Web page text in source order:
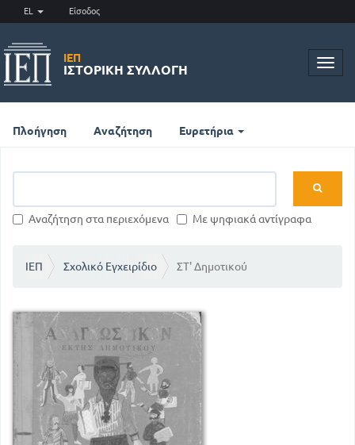
EL Είσοδος
ΙΕΠ
ΙΣΤΟΡΙΚΉ ΣΥΛΛΟΓΉ
Πλοήγηση Αναζήτηση Ευρετήρια
Αναζήτηση στα περιεχόμενα Με ψηφιακά αντίγραφα
ΙΕΠ Σχολικό Εγχειρίδιο ΣΤ' Δημοτικού